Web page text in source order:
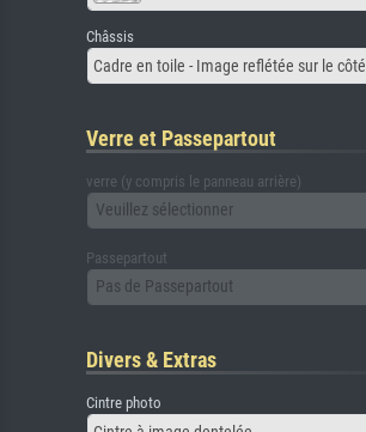
Châssis
Cadre en toile - Image reflétée sur le côté
Verre et Passepartout
verre (y compris le panneau arrière)
Veuillez sélectionner
Passepartout
Pas de Passepartout
Divers & Extras
Cintre photo